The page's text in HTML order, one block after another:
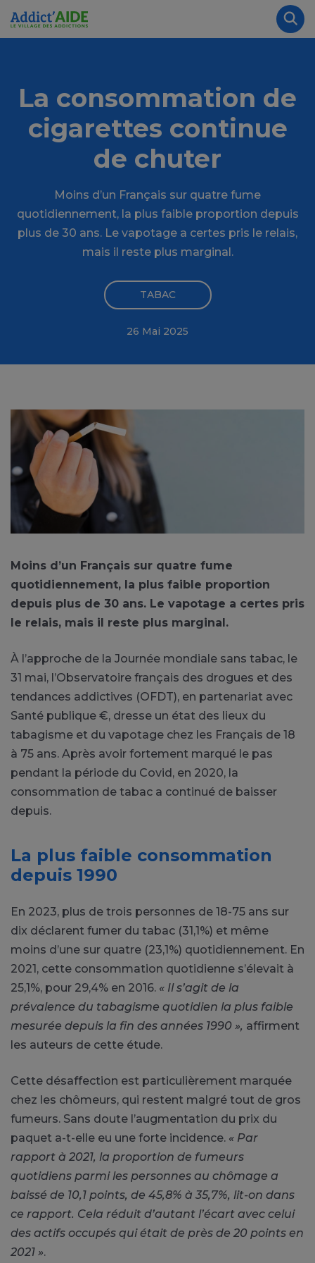
Aller au contenu principal
La consommation de
cigarettes continue
de chuter
Moins d’un Français sur quatre fume
quotidiennement, la plus faible proportion depuis
plus de 30 ans. Le vapotage a certes pris le relais,
mais il reste plus marginal.
TABAC
26 Mai 2025
Moins d’un Français sur quatre fume
quotidiennement, la plus faible proportion
depuis plus de 30 ans. Le vapotage a certes pris
le relais, mais il reste plus marginal.
À l’approche de la Journée mondiale sans tabac, le
31 mai, l’Observatoire français des drogues et des
tendances addictives (OFDT), en partenariat avec
Santé publique €, dresse un état des lieux du
tabagisme et du vapotage chez les Français de 18
à 75 ans. Après avoir fortement marqué le pas
pendant la période du Covid, en 2020, la
consommation de tabac a continué de baisser
depuis.
La plus faible consommation
depuis 1990
En 2023, plus de trois personnes de 18-75 ans sur
dix déclarent fumer du tabac (31,1%) et même
moins d’une sur quatre (23,1%) quotidiennement. En
2021, cette consommation quotidienne s’élevait à
25,1%, pour 29,4% en 2016. « Il s’agit de la
prévalence du tabagisme quotidien la plus faible
mesurée depuis la fin des années 1990 », affirment
les auteurs de cette étude.
Cette désaffection est particulièrement marquée
chez les chômeurs, qui restent malgré tout de gros
fumeurs. Sans doute l’augmentation du prix du
paquet a-t-elle eu une forte incidence. « Par
rapport à 2021, la proportion de fumeurs
quotidiens parmi les personnes au chômage a
baissé de 10,1 points, de 45,8% à 35,7%, lit-on dans
ce rapport. Cela réduit d’autant l’écart avec celui
des actifs occupés qui était de près de 20 points en
2021 ».
Panneau de gestion des cookies